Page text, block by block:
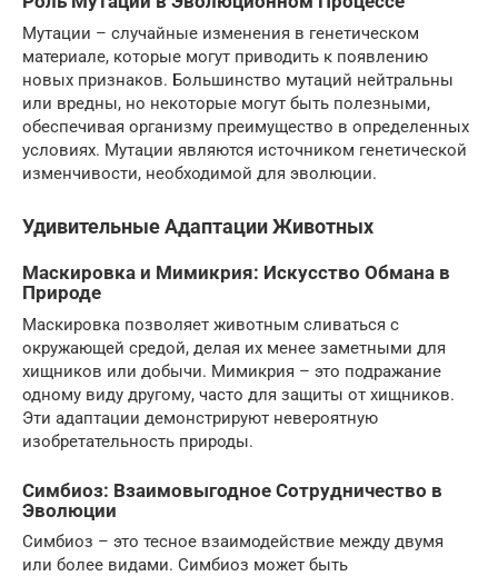
Мутации – случайные изменения в генетическом
материале, которые могут приводить к появлению
новых признаков. Большинство мутаций нейтральны
или вредны, но некоторые могут быть полезными,
обеспечивая организму преимущество в определенных
условиях. Мутации являются источником генетической
изменчивости, необходимой для эволюции.
Удивительные Адаптации Животных
Маскировка и Мимикрия: Искусство Обмана в
Природе
Маскировка позволяет животным сливаться с
окружающей средой, делая их менее заметными для
хищников или добычи. Мимикрия – это подражание
одному виду другому, часто для защиты от хищников.
Эти адаптации демонстрируют невероятную
изобретательность природы.
Симбиоз: Взаимовыгодное Сотрудничество в
Эволюции
Симбиоз – это тесное взаимодействие между двумя
или более видами. Симбиоз может быть